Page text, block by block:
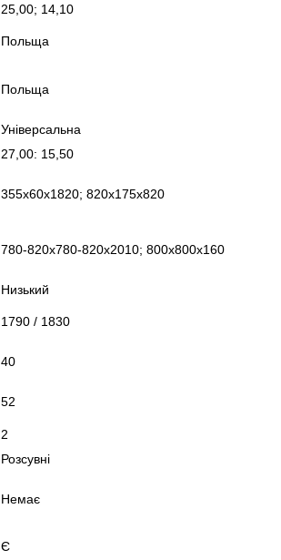
25,00; 14,10
Польща
Польща
Універсальна
27,00: 15,50
355х60х1820; 820х175х820
780-820х780-820х2010; 800х800х160
Низький
1790 / 1830
40
52
2
Розсувні
Немає
Є